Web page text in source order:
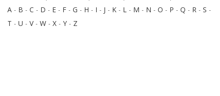
A - B - C - D - E - F - G - H - I - J - K - L - M - N - O - P - Q - R - S -
T - U - V- W - X - Y - Z